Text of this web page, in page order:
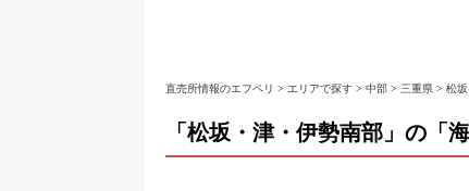
直売所情報のエフペリ > エリアで探す > 中部 > 三重県 > 松
「松坂・津・伊勢南部」の「